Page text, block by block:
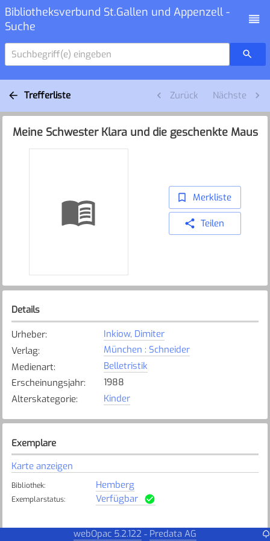
Bibliotheksverbund St.Gallen und Appenzell -
Suche
Suchbegriff(e) eingeben
Trefferliste Zurück Nächste
Meine Schwester Klara und die geschenkte Maus
Merkliste
Teilen
Details
Urheber:
Inkiow, Dimiter
Verlag:
München : Schneider
Medienart:
Belletristik
Erscheinungsjahr:
1988
Alterskategorie: Kinder
Exemplare
Karte anzeigen
Bibliothek: Hemberg
Exemplarstatus: Verfügbar
webOpac 5.2.122 - Predata AG